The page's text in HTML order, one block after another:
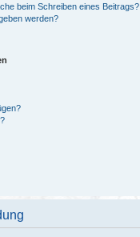
beim Schreiben eines Beitrags?
werden?